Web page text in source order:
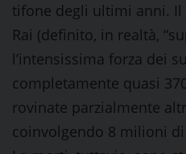
tifone degli ultimi anni. Il
Rai (definito, in realtà,
l’intensissima forza dei
completamente quasi
rovinate parzialmente
coinvolgendo 8 milioni